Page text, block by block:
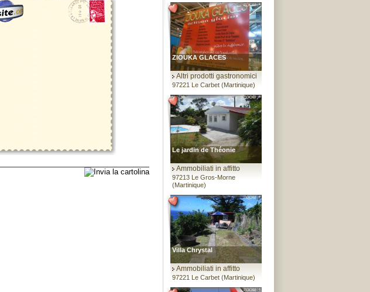
ZIOUKA GLACES
Altri prodotti gastronomici
97221 Le Carbet (Martinique)
Le jardin de Théonie
Ammobiliati in affitto
97213 Le Gros-Morne
(Martinique)
Villa Chrystal
Ammobiliati in affitto
97221 Le Carbet (Martinique)